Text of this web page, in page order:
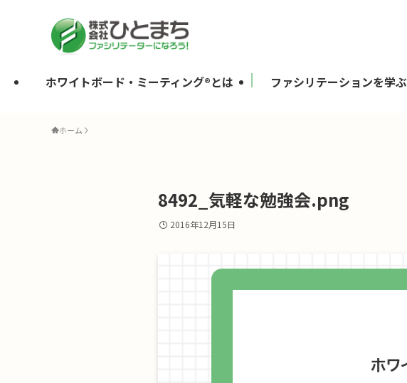
ホワイトボード・ミーティング®とは ファシリテーションを学ぶ
ホーム
8492_気軽な勉強会.png
2016年12月15日